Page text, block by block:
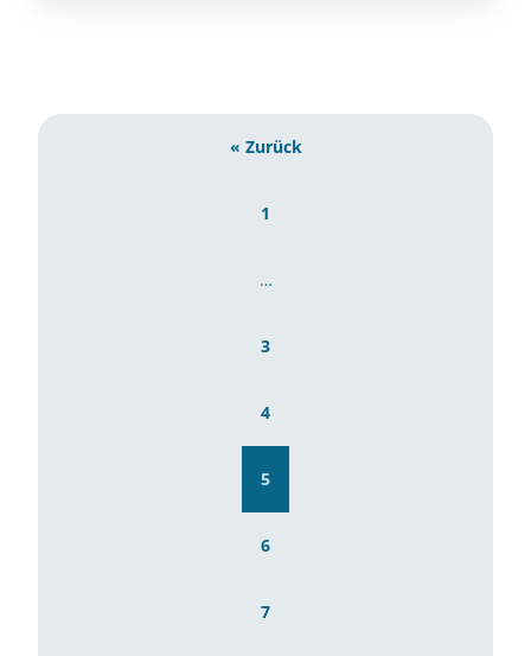
« Zurück
1
…
3
4
5
6
7